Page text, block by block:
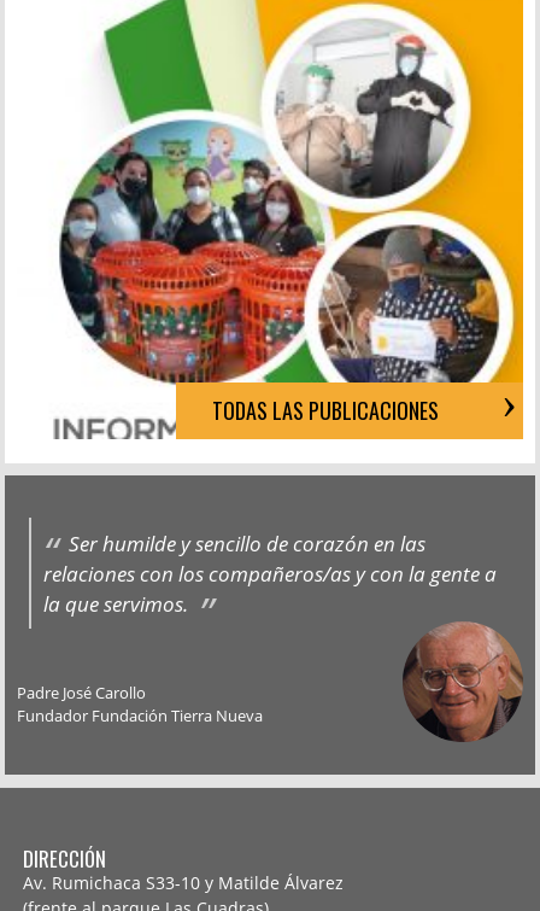
TODAS LAS PUBLICACIONES
Ser humilde y sencillo de corazón en las
relaciones con los compañeros/as y con la gente a
la que servimos.
Padre José Carollo
Fundador Fundación Tierra Nueva
DIRECCIÓN
Av. Rumichaca S33-10 y Matilde Álvarez